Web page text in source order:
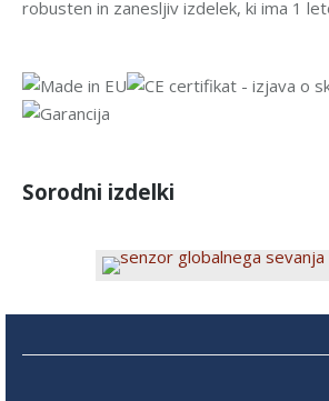
robusten in zanesljiv izdelek, ki ima 1
Sorodni izdelki